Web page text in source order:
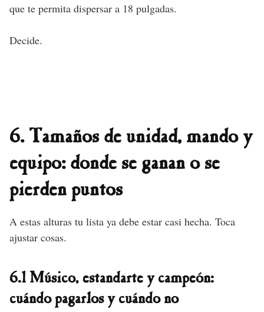
que te permita dispersar a 18 pulgadas.
Decide.
6. Tamaños de unidad, mando y
equipo: donde se ganan o se
pierden puntos
A estas alturas tu lista ya debe estar casi hecha. Toca
ajustar cosas.
6.1 Músico, estandarte y campeón:
cuándo pagarlos y cuándo no